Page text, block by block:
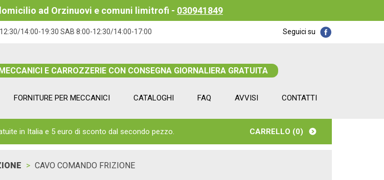
ad Orzinuovi e comuni limitrofi - 030941849
Seguici su
12:30/14:00-19:30 SAB 8:00-12:30/14:00-17:00
E CARROZZERIE CON CONSEGNA GIORNALIERA GRATUITA
FORNITURE PER MECCANICI CATALOGHI FAQ AVVISI CONTATTI
in Italia e 5 euro di sconto dal secondo pezzo. CARRELLO (0)
CAVO COMANDO FRIZIONE